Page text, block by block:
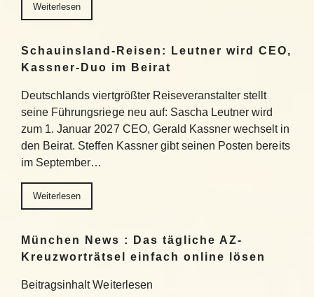
Weiterlesen
Schauinsland-Reisen: Leutner wird CEO,
Kassner-Duo im Beirat
Deutschlands viertgrößter Reiseveranstalter stellt
seine Führungsriege neu auf: Sascha Leutner wird
zum 1. Januar 2027 CEO, Gerald Kassner wechselt in
den Beirat. Steffen Kassner gibt seinen Posten bereits
im September…
Weiterlesen
München News : Das tägliche AZ-
Kreuzworträtsel einfach online lösen
Beitragsinhalt Weiterlesen